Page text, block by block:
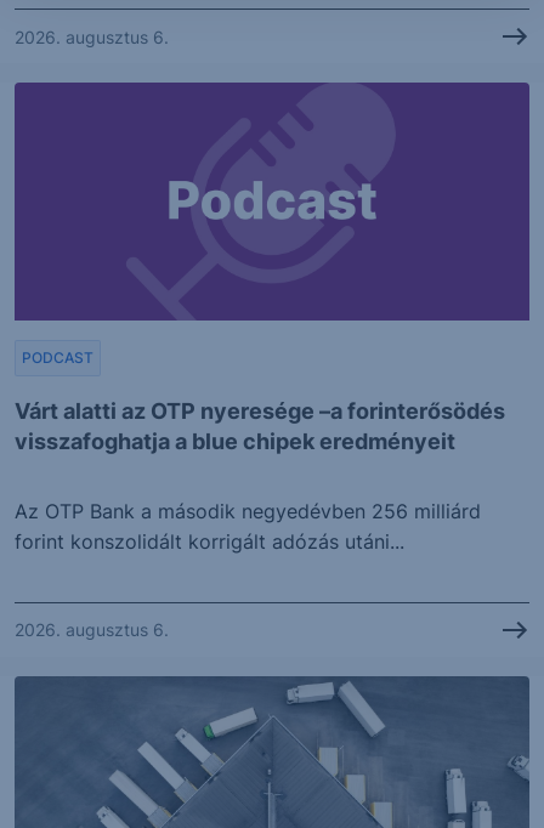
2026. augusztus 6.
Várt alatti az OTP nyeresége –a forinterősödés
visszafoghatja a blue chipek eredményeit
PODCAST
Az OTP Bank a második negyedévben 256 milliárd
forint konszolidált korrigált adózás utáni...
2026. augusztus 6.